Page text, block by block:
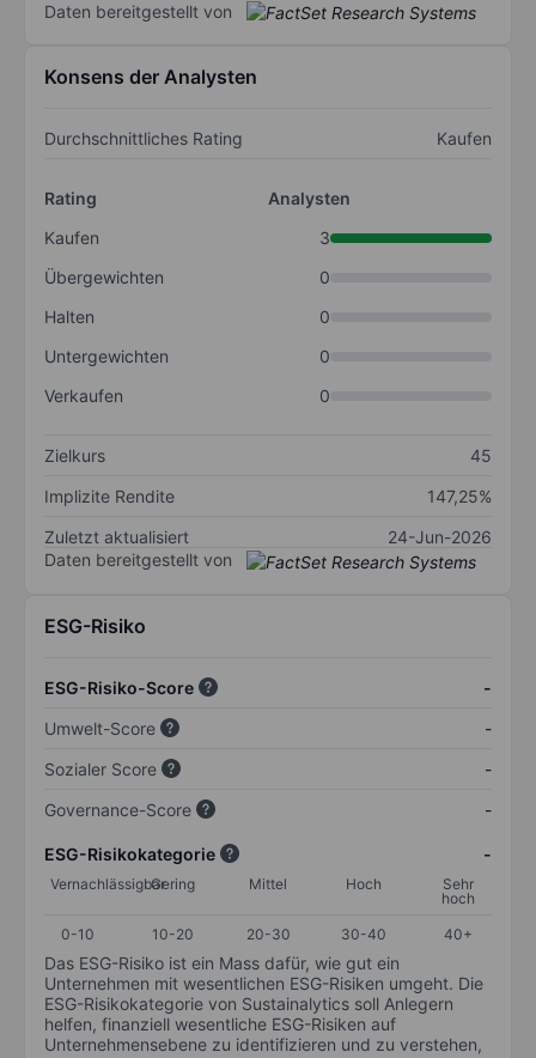
Daten bereitgestellt von
Konsens der Analysten
Durchschnittliches Rating Kaufen
Rating
Analysten
Kaufen
3
Übergewichten
0
Halten
0
Untergewichten
0
Verkaufen
0
Zielkurs
45
Implizite Rendite
147,25%
Zuletzt aktualisiert
24-Jun-2026
Daten bereitgestellt von
ESG-Risiko
ESG-Risiko-Score
-
Umwelt-Score
-
Sozialer Score
-
Governance-Score
-
ESG-Risikokategorie -
VernachlässigbarGering Mittel Hoch
Sehr
hoch
0-10
10-20 20-30 30-40 40+
Das ESG-Risiko ist ein Mass dafür, wie gut ein
Unternehmen mit wesentlichen ESG-Risiken umgeht. Die
ESG-Risikokategorie von Sustainalytics soll Anlegern
helfen, finanziell wesentliche ESG-Risiken auf
Unternehmensebene zu identifizieren und zu verstehen,